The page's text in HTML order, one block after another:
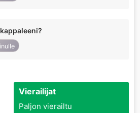
Vierailijat
Paljon vierailtu